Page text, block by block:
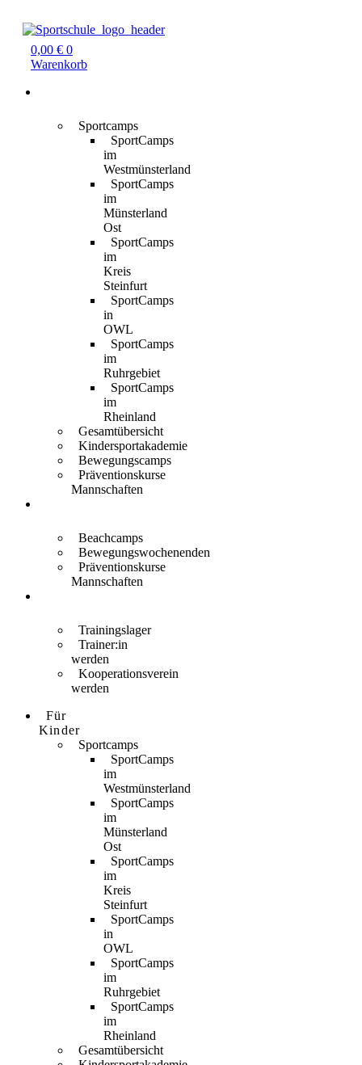
Inhalt
0,00 € 0
Warenkorb
Sportcamps
SportCamps
im
Westmünsterland
SportCamps
im
Münsterland
Ost
SportCamps
im
Kreis
Steinfurt
SportCamps
in
OWL
SportCamps
im
Ruhrgebiet
SportCamps
im
Rheinland
Gesamtübersicht
Kindersportakademie
Bewegungscamps
Präventionskurse
Mannschaften
Beachcamps
Bewegungswochenenden
Präventionskurse
Mannschaften
Trainingslager
Trainer:in
werden
Kooperationsverein
werden
Für
Kinder
Sportcamps
SportCamps
im
Westmünsterland
SportCamps
im
Münsterland
Ost
SportCamps
im
Kreis
Steinfurt
SportCamps
in
OWL
SportCamps
im
Ruhrgebiet
SportCamps
im
Rheinland
Gesamtübersicht